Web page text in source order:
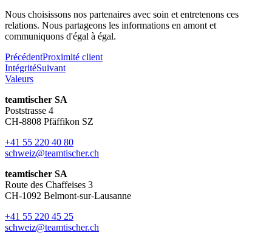
Nous choisissons nos partenaires avec soin et entretenons ces
relations. Nous partageons les informations en amont et
communiquons d'égal à égal.
PrécédentProximité client
IntégritéSuivant
Valeurs
teamtischer SA
Poststrasse 4
CH-8808 Pfäffikon SZ
+41 55 220 40 80
schweiz@teamtischer.ch
teamtischer SA
Route des Chaffeises 3
CH-1092 Belmont-sur-Lausanne
+41 55 220 45 25
schweiz@teamtischer.ch